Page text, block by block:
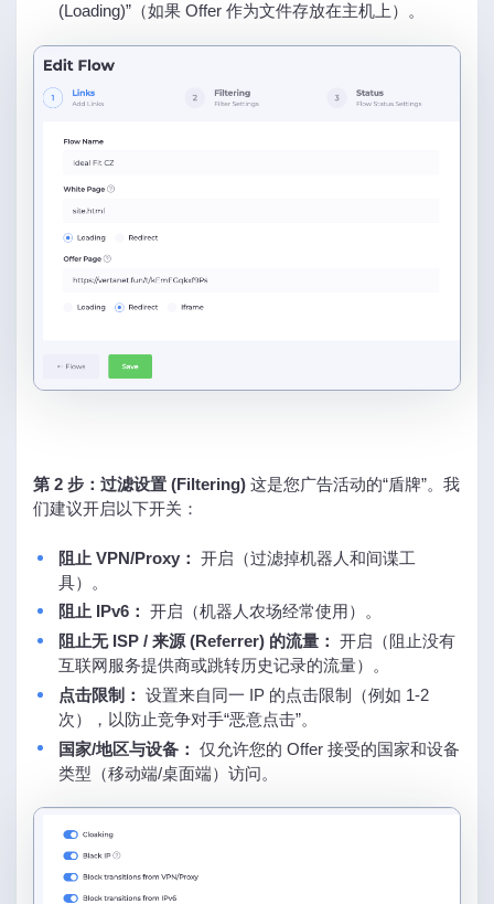
(Loading)”（如果 Offer 作为文件存放在主机上）。
第 2 步：过滤设置 (Filtering) 这是您广告活动的“盾牌”。我
们建议开启以下开关：
阻止 VPN/Proxy： 开启（过滤掉机器人和间谍工
具）。
阻止 IPv6： 开启（机器人农场经常使用）。
阻止无 ISP / 来源 (Referrer) 的流量： 开启（阻止没有
互联网服务提供商或跳转历史记录的流量）。
点击限制： 设置来自同一 IP 的点击限制（例如 1-2
次），以防止竞争对手“恶意点击”。
国家/地区与设备： 仅允许您的 Offer 接受的国家和设备
类型（移动端/桌面端）访问。